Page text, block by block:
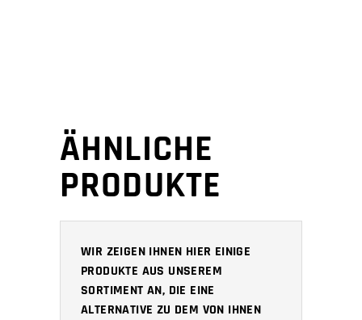
ÄHNLICHE
PRODUKTE
WIR ZEIGEN IHNEN HIER EINIGE
PRODUKTE AUS UNSEREM
SORTIMENT AN, DIE EINE
ALTERNATIVE ZU DEM VON IHNEN